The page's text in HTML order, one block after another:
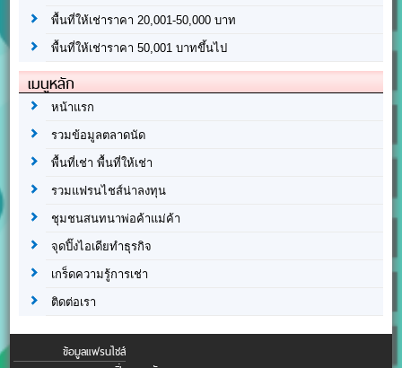
พื้นที่ให้เช่าราคา 20,001-50,000 บาท
พื้นที่ให้เช่าราคา 50,001 บาทขึ้นไป
เมนูหลัก
หน้าแรก
รวมข้อมูลตลาดนัด
พื้นที่เช่า พื้นที่ให้เช่า
รวมแฟรนไชส์น่าลงทุน
ชุมชนสนทนาพ่อค้าแม่ค้า
จุดปิ๊งไอเดียทำธุรกิจ
เกร็ดความรู้การเช่า
ติดต่อเรา
ข้อมูลแฟรนไชส์